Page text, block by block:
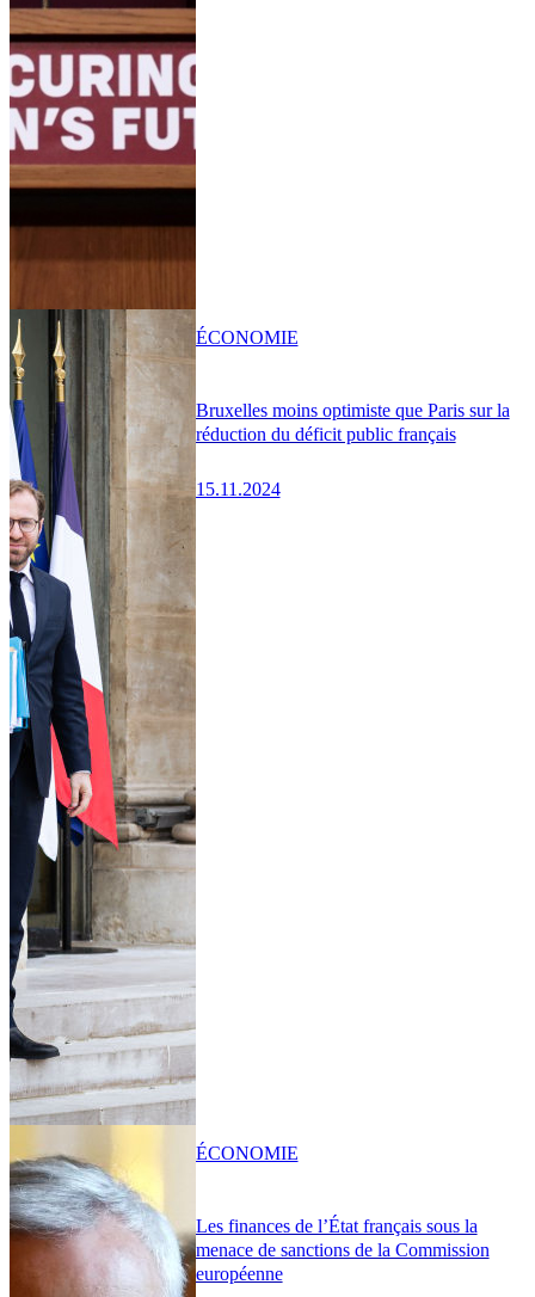
Bruxelles moins optimiste que Paris sur la
réduction du déficit public français
15.11.2024
ÉCONOMIE
Les finances de l’État français sous la
menace de sanctions de la Commission
européenne
ÉCONOMIE